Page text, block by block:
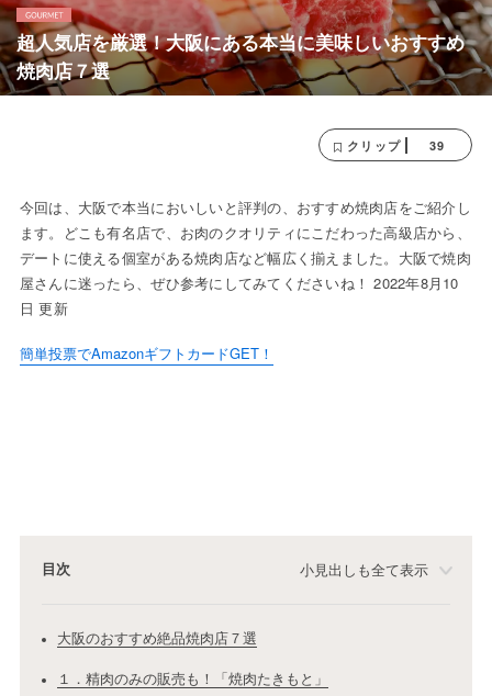
超人気店を厳選！大阪にある本当に美味しいおすすめ
焼肉店７選
クリップ 39
今回は、大阪で本当においしいと評判の、おすすめ焼肉店をご紹介し
ます。どこも有名店で、お肉のクオリティにこだわった高級店から、
デートに使える個室がある焼肉店など幅広く揃えました。大阪で焼肉
屋さんに迷ったら、ぜひ参考にしてみてくださいね！ 2022年8月10
日 更新
簡単投票でAmazonギフトカードGET！
目次 小見出しも全て表示
大阪のおすすめ絶品焼肉店７選
１．精肉のみの販売も！「焼肉たきもと」